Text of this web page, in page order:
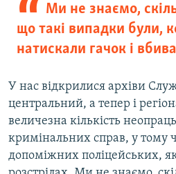
Ми не знаємо,
що такі випадки були,
натискали гачок і
У нас відкрилися архіви
центральний, а тепер і
величезна кількість
кримінальних справ, у тому
допоміжних поліцейських,